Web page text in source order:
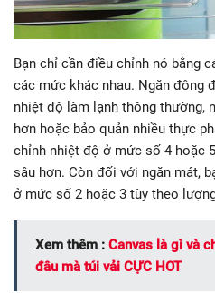
Bạn chỉ cần điều chỉnh nó bằng
các mức khác nhau. Ngăn đông
nhiệt độ làm lạnh thông thường,
hơn hoặc bảo quản nhiều thực
chỉnh nhiệt độ ở mức số 4 hoặc
sâu hơn. Còn đối với ngăn mát,
ở mức số 2 hoặc 3 tùy theo
Xem thêm : Canvas là gì và
đâu mà túi vải CỰC HOT